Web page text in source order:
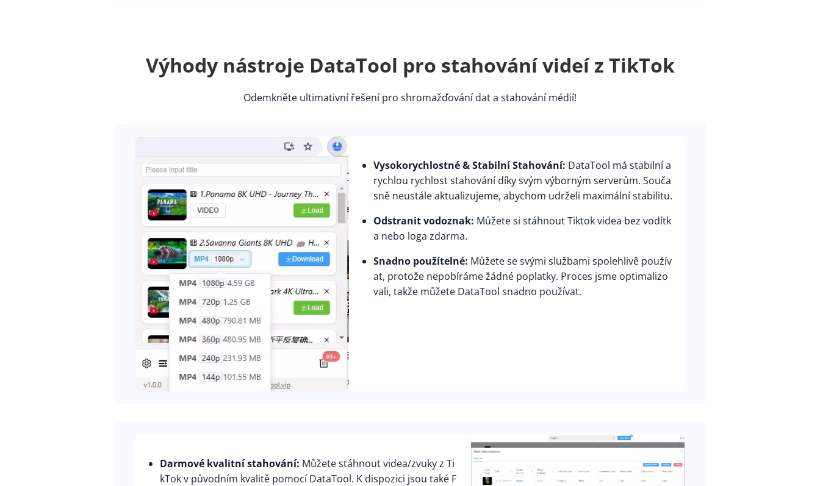
Výhody nástroje DataTool pro stahování videí z TikTok
Odemkněte ultimativní řešení pro shromažďování dat a stahování médií!
Vysokorychlostné & Stabilní Stahování: DataTool má stabilní a
rychlou rychlost stahování díky svým výborným serverům. Souča
sně neustále aktualizujeme, abychom udrželi maximální stabilitu.
Odstranit vodoznak: Můžete si stáhnout Tiktok videa bez vodítk
a nebo loga zdarma.
Snadno použítelné: Můžete se svými službami spolehlivě použív
at, protože nepobíráme žádné poplatky. Proces jsme optimalizo
vali, takže můžete DataTool snadno používat.
Darmové kvalitní stahování: Můžete stáhnout videa/zvuky z Ti
kTok v původním kvalitě pomocí DataTool. K dispozici jsou také F